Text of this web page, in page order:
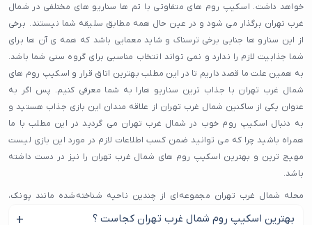
خواهد داشت. اسکیپ روم های متفاوتی با تم ها سناریو های مختلفی در شمال
غرب تهران برگذار می شود و در عین حال همه مطابق سلیقه شما نیستند. برخی
از این سنارو ها جنایی برخی ترسناک و شاید معمایی باشد که همه ی آن ها برای
شما جذابیت لازم را ندارد و نمی تواند انتخاب مناسبی برای گروه سنی شما باشد.
به همین علت ما قصد داریم تا در این مطلب بهترین اتاق قرار و اسکیپ روم های
شمال غرب تهران با جذاب ترین سناریو هارا به شما معرفی کنیم. پس اگر به
عنوان یکی از ساکنین شمال غرب تهران از علاقه مندان این بازی جذاب هستید و
به دنبال اسکیپ روم خوب در شمال غرب تهران می گردید در این مطلب با ما
همراه باشید چرا که می توانید ضمن کسب اطلاعات لازم در مورد این بازی لیست
مهیج ترین و بهترین اسکیپ روم های شمال غرب تهران را نیز در دست داشته
باشد.
محله شمال غرب تهران مجموعه‌ای از چندین ناحیه شناخته‌شده مانند پونک،
جنت‌آباد شمالی، جنوبی و مرکزی، شهران، شهرزیبا، باغ‌فیض، حصارک، دهکده
بهترین اسکیپ روم شمال غرب تهران کجاست ؟